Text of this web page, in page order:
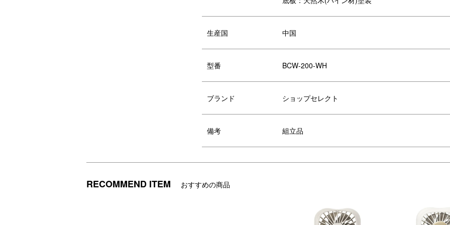
生産国 中国
型番 BCW-200-WH
ブランド ショップセレクト
備考 組立品
RECOMMEND ITEM おすすめの商品